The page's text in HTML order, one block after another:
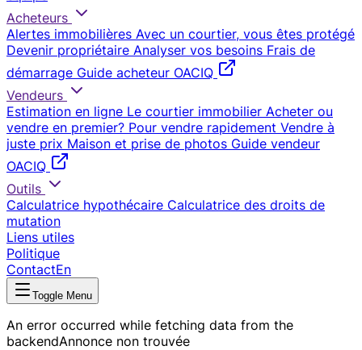
Acheteurs
Alertes immobilières Avec un courtier, vous êtes protégé
Devenir propriétaire Analyser vos besoins Frais de
démarrage Guide acheteur OACIQ
Vendeurs
Estimation en ligne Le courtier immobilier Acheter ou
vendre en premier? Pour vendre rapidement Vendre à
juste prix Maison et prise de photos Guide vendeur
OACIQ
Outils
Calculatrice hypothécaire Calculatrice des droits de
mutation
Liens utiles
Politique
ContactEn
Toggle Menu
An error occurred while fetching data from the
backendAnnonce non trouvée